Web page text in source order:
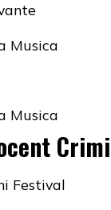
Musica
Musica
Festival